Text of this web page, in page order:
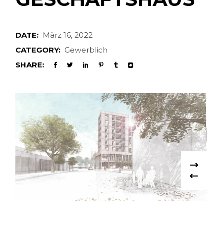
DATE: März 16, 2022
CATEGORY: Gewerblich
SHARE: